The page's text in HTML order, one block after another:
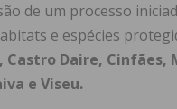
de um processo
e espécies
Castro Daire, Cinfães,
e Viseu.